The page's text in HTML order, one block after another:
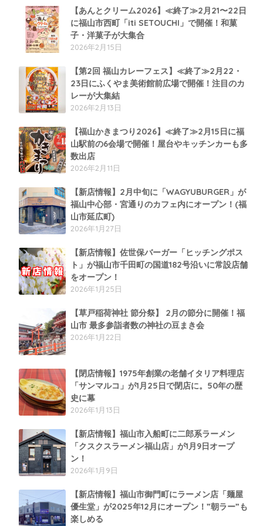
【あんとクリーム2026】≪終了≫2月21〜22日
に福山市西町「iti SETOUCHI」で開催！和菓
子・洋菓子が大集合
2026年2月15日
【第2回 福山カレーフェス】≪終了≫2月22・
23日にふくやま美術館前広場で開催！注目のカ
レーが大集結
2026年2月13日
【福山かきまつり2026】≪終了≫2月15日に福
山駅前の6会場で開催！屋台やキッチンカーも多
数出店
2026年2月11日
【新店情報】2月中旬に「WAGYUBURGER」が
福山中心部・宮通りのカフェ内にオープン！(福
山市延広町)
2026年1月27日
【新店情報】佐世保バーガー「ヒッチングポス
ト」が福山市千田町の国道182号沿いに常設店舗
をオープン！
2026年1月25日
【草戸稲荷神社 節分祭】 2月の節分に開催！福
山市 最多参詣者数の神社の豆まき会
2026年1月22日
【閉店情報】1975年創業の老舗イタリア料理店
「サンマルコ」が1月25日で閉店に。50年の歴
史に幕
2026年1月13日
【新店情報】福山市入船町に二郎系ラーメン
「クスクスラーメン福山店」が1月9日オープ
ン！
2026年1月9日
【新店情報】福山市御門町にラーメン店「麺屋
優生堂」が2025年12月にオープン！”朝ラー”も
楽しめる